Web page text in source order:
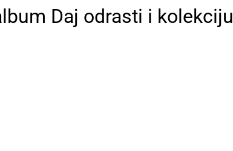
Daj odrasti i